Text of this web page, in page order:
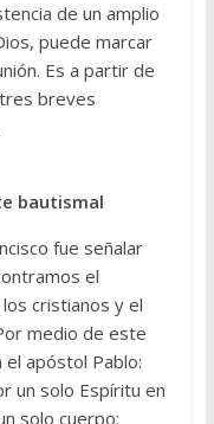
de un amplio
puede marcar
Es a partir de
breves
bautismal
fue señalar
el
cristianos y el
medio de este
apóstol Pablo:
un solo Espíritu en
solo cuerpo: